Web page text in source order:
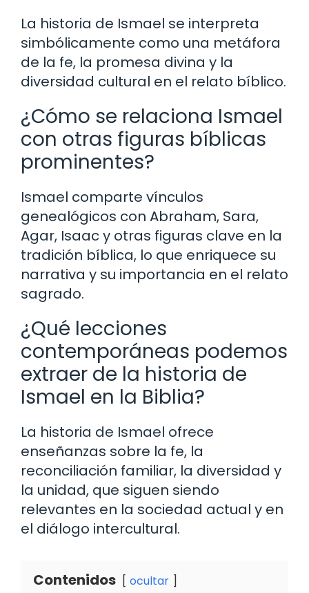
La historia de Ismael se interpreta
simbólicamente como una metáfora
de la fe, la promesa divina y la
diversidad cultural en el relato bíblico.
¿Cómo se relaciona Ismael
con otras figuras bíblicas
prominentes?
Ismael comparte vínculos
genealógicos con Abraham, Sara,
Agar, Isaac y otras figuras clave en la
tradición bíblica, lo que enriquece su
narrativa y su importancia en el relato
sagrado.
¿Qué lecciones
contemporáneas podemos
extraer de la historia de
Ismael en la Biblia?
La historia de Ismael ofrece
enseñanzas sobre la fe, la
reconciliación familiar, la diversidad y
la unidad, que siguen siendo
relevantes en la sociedad actual y en
el diálogo intercultural.
Contenidos ocultar